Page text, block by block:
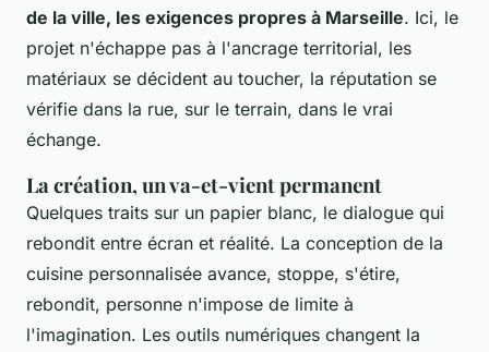
de la ville, les exigences propres à Marseille. Ici, le
projet n'échappe pas à l'ancrage territorial, les
matériaux se décident au toucher, la réputation se
vérifie dans la rue, sur le terrain, dans le vrai
échange.
La création, un va-et-vient permanent
Quelques traits sur un papier blanc, le dialogue qui
rebondit entre écran et réalité. La conception de la
cuisine personnalisée avance, stoppe, s'étire,
rebondit, personne n'impose de limite à
l'imagination. Les outils numériques changent la